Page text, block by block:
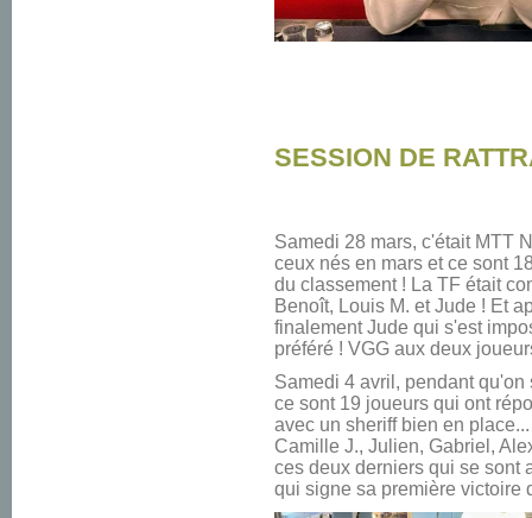
SESSION DE
Samedi 28 mars, c'était MTT
ceux nés en mars et ce sont
du classement ! La TF était
Benoît, Louis M. et Jude ! Et
finalement Jude qui s'est
préféré ! VGG aux deux
Samedi 4 avril, pendant
ce sont 19 joueurs qui ont
avec un sheriff bien en
Camille J., Julien, Gabriel,
ces deux derniers qui se sont
qui signe sa première victoire